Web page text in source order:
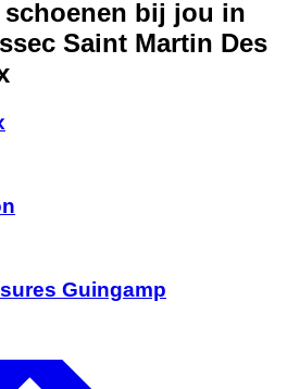
bij jou in
Saint Martin Des
Guingamp